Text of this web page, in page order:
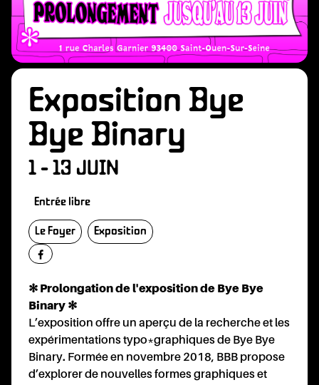
Exposition Bye
Bye Binary
1 - 13 JUIN
Entrée libre
Le Foyer Exposition
✻ Prolongation de l'exposition de Bye Bye
Binary ✻
L’exposition offre un aperçu de la recherche et les
expérimentations typo*graphiques de Bye Bye
Binary. Formée en novembre 2018, BBB propose
d’explorer de nouvelles formes graphiques et